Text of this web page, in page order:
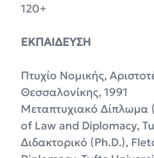
120+
ΕΚΠΑΙΔΕΥΣΗ
Πτυχίο Νομικής,
Θεσσαλονίκης, 1991
Μεταπτυχιακό Δίπλωμα
of Law and Diplomacy,
Διδακτορικό (Ph.D.),